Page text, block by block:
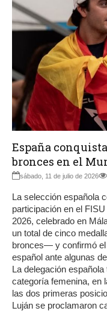
España
bronces en el
sábado, 11 de julio de 2026
La selección española
participación en el
2026, celebrado en
un total de cinco
bronces— y confirmó el
español ante algunas
La delegación
categoría femenina, en
las dos primeras
Luján se proclamaron